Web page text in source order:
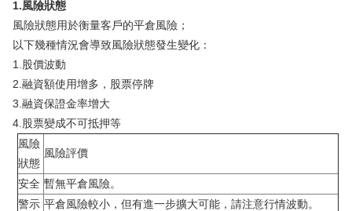
1.風險狀態
風險狀態用於衡量客戶的平倉風險；
以下幾種情況會導致風險狀態發生變化：
1.股價波動
2.融資額使用增多，股票停牌
3.融資保證金率增大
4.股票變成不可抵押等
風險
狀態
風險評價
安全 暫無平倉風險。
警示 平倉風險較小，但有進一步擴大可能，請注意行情波動。